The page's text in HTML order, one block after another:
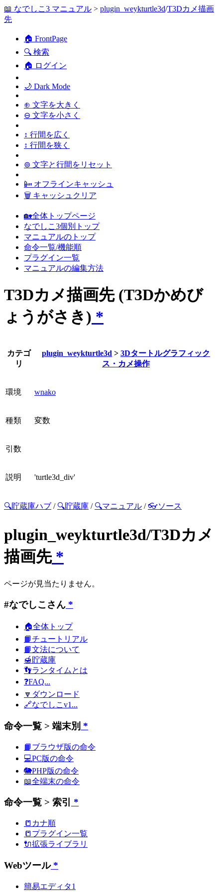
📖 なでしこ3 マニュアル > plugin_weykturtle3d/T3Dカメ描画
先
🏠 FrontPage
🔍 検索
🏠 ログイン
🌙 Dark Mode
⊕ 文字を大きく
⊖ 文字を小さく
↕ 行間を広く
↕ 行間を狭く
⊚ 文字と行間をリセット
📴 オフラインキャッシュ
🗑 キャッシュクリア
🏡全体トップページ
なでしこ3個別トップ
マニュアルのトップ
命令一覧/機能順
プラグイン一覧
マニュアルの編集方法
T3Dカメ描画先 (T3Dかめび
ょうがさき) *
カテゴ
リ
plugin_weykturtle3d > 3Dタートルグラフィック
ス・カメ操作
環境 wnako
種類 変数
引数
説明 'turtle3d_div'
🔍貯蔵庫ハブ / 🔍貯蔵庫 / 🔍マニュアル /👓ソース
plugin_weykturtle3d/T3Dカメ
描画先*
ページが見当たりません。
#なでしこさん *
🏠全体トップ
📙チュートリアル
📙文法について
🍯貯蔵庫
👣ランタイムとは
❓FAQ...
🔽ダウンロード
🔗なでしこv1...
命令一覧 > 端末別 *
📙ブラウザ版の命令
💻PC版の命令
🐘PHP版の命令
📖全端末の命令
命令一覧 > 索引 *
📒カナ順
📒プラグイン一覧
🔌拡張ライブラリ
Webツール*
簡易エディタ1